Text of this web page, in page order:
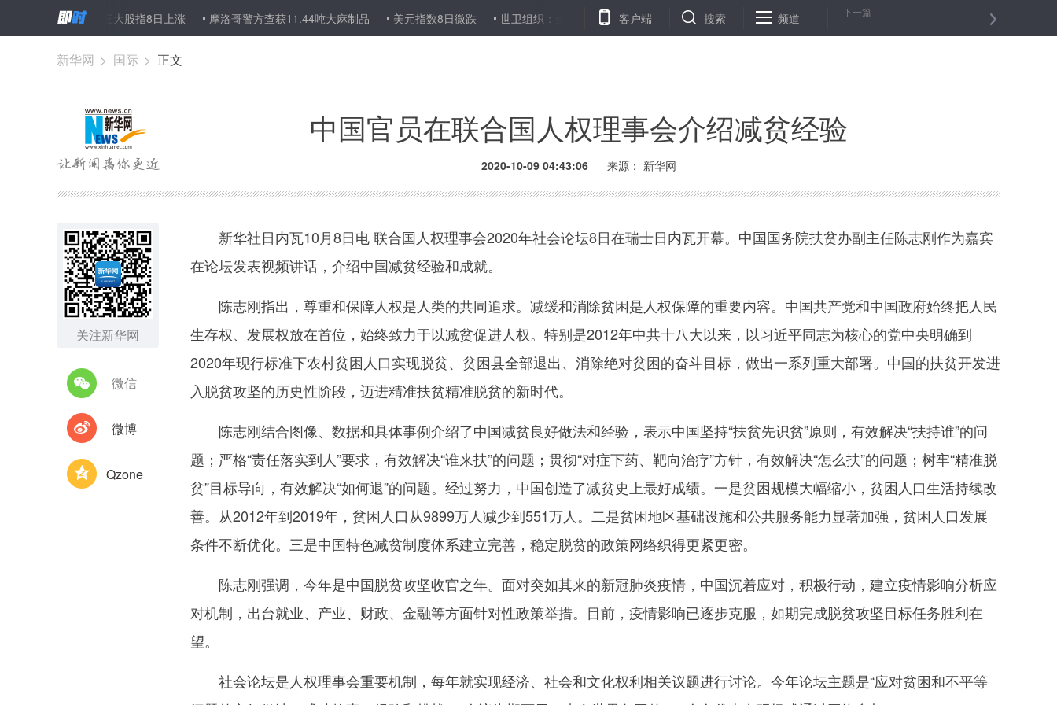
纽约股市三大股指8日上涨 摩洛哥警方查获11.44吨大麻制品 美元指数8日微跌 世卫组织：全球累计新冠确诊病例达36002827例 俄外交部：波兰对俄气罚款有损欧洲消费者利益
客户端 搜索 频道 下一篇
新华网 > 国际 > 正文
中国官员在联合国人权理事会介绍减贫经验
2020-10-09 04:43:06 来源： 新华网
关注新华网
微信
微博
Qzone
新华社日内瓦10月8日电 联合国人权理事会2020年社会论坛8日在瑞士日内瓦开幕。中国国务院扶贫办副主任陈志刚作为嘉宾
在论坛发表视频讲话，介绍中国减贫经验和成就。
陈志刚指出，尊重和保障人权是人类的共同追求。减缓和消除贫困是人权保障的重要内容。中国共产党和中国政府始终把人民
生存权、发展权放在首位，始终致力于以减贫促进人权。特别是2012年中共十八大以来，以习近平同志为核心的党中央明确到
2020年现行标准下农村贫困人口实现脱贫、贫困县全部退出、消除绝对贫困的奋斗目标，做出一系列重大部署。中国的扶贫开发进
入脱贫攻坚的历史性阶段，迈进精准扶贫精准脱贫的新时代。
陈志刚结合图像、数据和具体事例介绍了中国减贫良好做法和经验，表示中国坚持“扶贫先识贫”原则，有效解决“扶持谁”的问
题；严格“责任落实到人”要求，有效解决“谁来扶”的问题；贯彻“对症下药、靶向治疗”方针，有效解决“怎么扶”的问题；树牢“精准脱
贫”目标导向，有效解决“如何退”的问题。经过努力，中国创造了减贫史上最好成绩。一是贫困规模大幅缩小，贫困人口生活持续改
善。从2012年到2019年，贫困人口从9899万人减少到551万人。二是贫困地区基础设施和公共服务能力显著加强，贫困人口发展
条件不断优化。三是中国特色减贫制度体系建立完善，稳定脱贫的政策网络织得更紧更密。
陈志刚强调，今年是中国脱贫攻坚收官之年。面对突如其来的新冠肺炎疫情，中国沉着应对，积极行动，建立疫情影响分析应
对机制，出台就业、产业、财政、金融等方面针对性政策举措。目前，疫情影响已逐步克服，如期完成脱贫攻坚目标任务胜利在
望。
社会论坛是人权理事会重要机制，每年就实现经济、社会和文化权利相关议题进行讨论。今年论坛主题是“应对贫困和不平等